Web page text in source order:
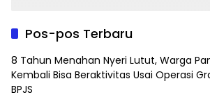
Pos-pos Terbaru
8 Tahun Menahan Nyeri Lutut, Warga
Kembali Bisa Beraktivitas Usai Operasi
BPJS